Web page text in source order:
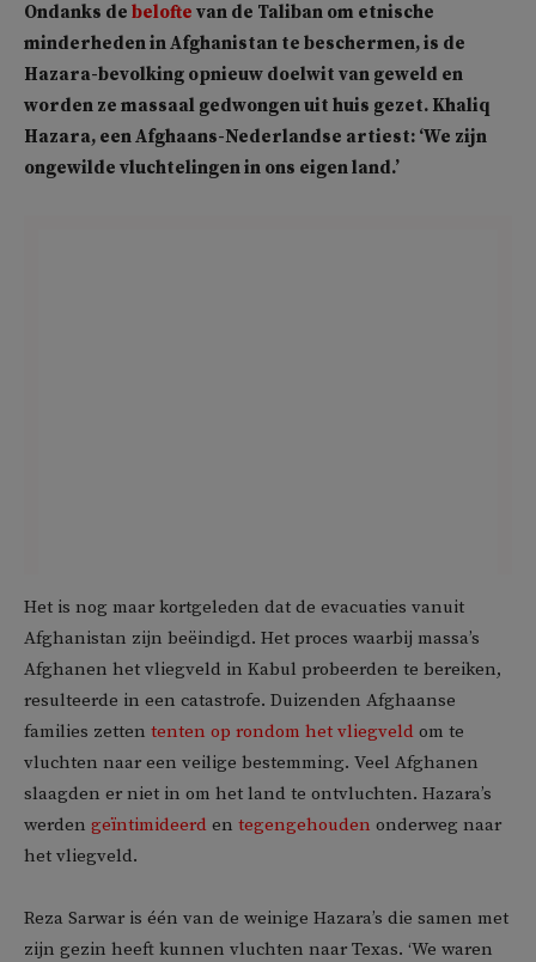
Ondanks de belofte van de Taliban om etnische
minderheden in Afghanistan te beschermen, is de
Hazara-bevolking opnieuw doelwit van geweld en
worden ze massaal gedwongen uit huis gezet. Khaliq
Hazara, een Afghaans-Nederlandse artiest: ‘We zijn
ongewilde vluchtelingen in ons eigen land.’
Het is nog maar kortgeleden dat de evacuaties vanuit
Afghanistan zijn beëindigd. Het proces waarbij massa’s
Afghanen het vliegveld in Kabul probeerden te bereiken,
resulteerde in een catastrofe. Duizenden Afghaanse
families zetten tenten op rondom het vliegveld om te
vluchten naar een veilige bestemming. Veel Afghanen
slaagden er niet in om het land te ontvluchten. Hazara’s
werden geïntimideerd en tegengehouden onderweg naar
het vliegveld.
Reza Sarwar is één van de weinige Hazara’s die samen met
zijn gezin heeft kunnen vluchten naar Texas. ‘We waren